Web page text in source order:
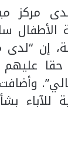
مركز
الأطفال
إن “لدى
حقا
للآباء